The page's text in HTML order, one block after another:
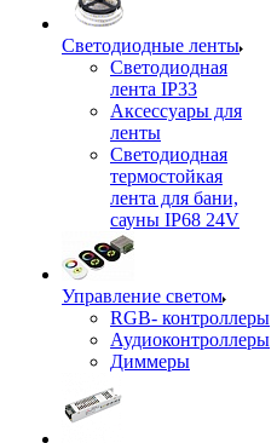
Светодиодные ленты
Светодиодная
лента IP33
Аксессуары для
ленты
Светодиодная
термостойкая
лента для бани,
сауны IP68 24V
Управление светом
RGB- контроллеры
Аудиоконтроллеры
Диммеры